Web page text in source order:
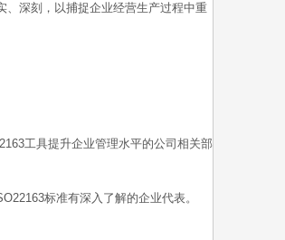
深刻，以捕捉企业经营生产过程中重
工具提升企业管理水平的公司相关部
标准有深入了解的企业代表。